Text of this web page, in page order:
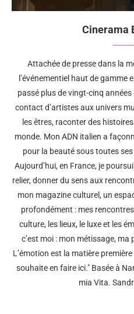
Cinerama
Attachée de presse dans la
l’événementiel haut de gamme
passé plus de vingt-cinq
contact d’artistes aux univers
les êtres, raconter des histoires
monde. Mon ADN italien a
pour la beauté sous toutes
Aujourd’hui, en France, je
relier, donner du sens aux
mon magazine culturel, un
profondément : mes
culture, les lieux, le luxe et les
c’est moi : mon métissage,
L’émotion est la matière
souhaite en faire ici." Basée à
mia Vita.